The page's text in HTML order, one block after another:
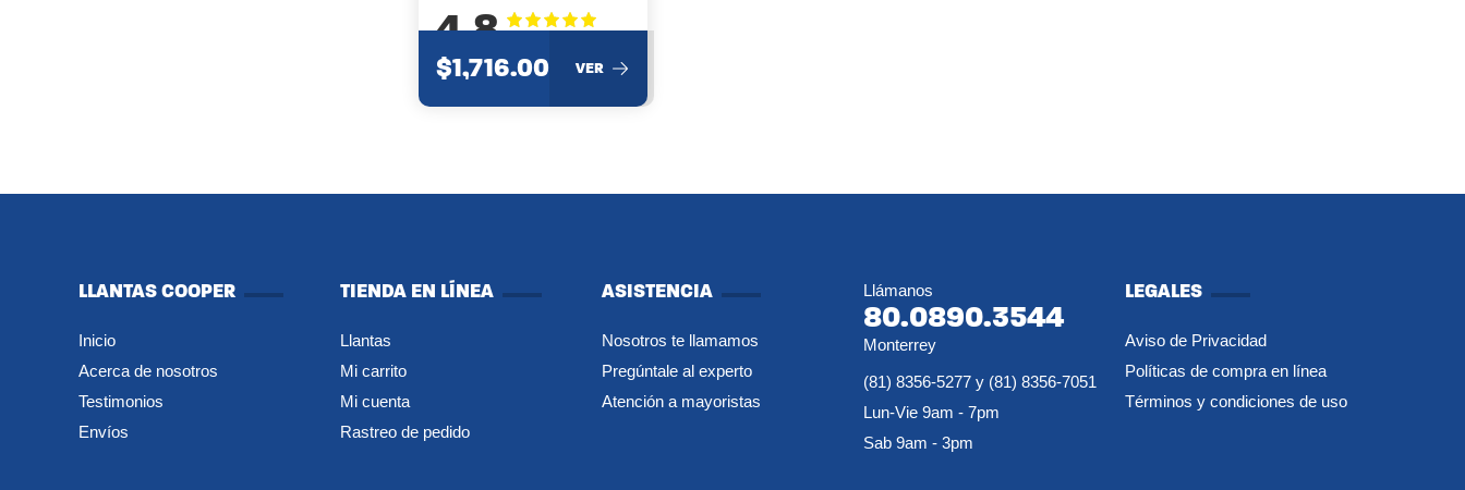
4.8
$1,716.00 VER
LLANTAS COOPER
Inicio
Acerca de nosotros
Testimonios
Envíos
TIENDA EN LÍNEA
Llantas
Mi carrito
Mi cuenta
Rastreo de pedido
ASISTENCIA
Nosotros te llamamos
Pregúntale al experto
Atención a mayoristas
Llámanos
80.0890.3544
Monterrey
(81) 8356-5277 y (81) 8356-7051
Lun-Vie 9am - 7pm
Sab 9am - 3pm
LEGALES
Aviso de Privacidad
Políticas de compra en línea
Términos y condiciones de uso